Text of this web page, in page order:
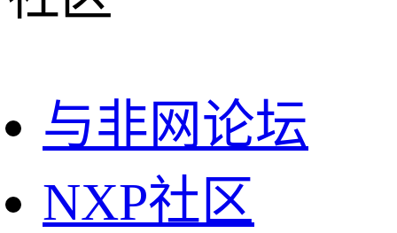
与非网论坛
NXP社区